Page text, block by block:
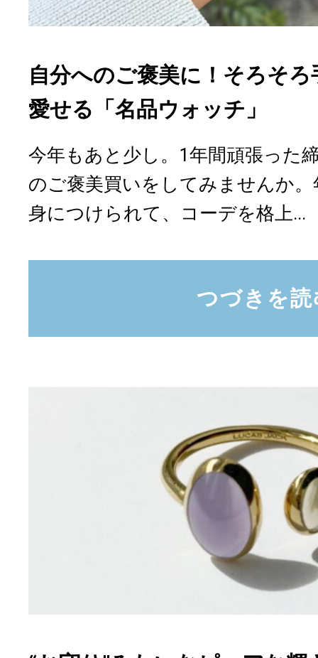
自分へのご褒美に！そろそ
愛せる「名品ウォッチ」
今年もあと少し。1年間頑張った
のご褒美買いをしてみませんか
身につけられて、コーデを格上...
つづきを読